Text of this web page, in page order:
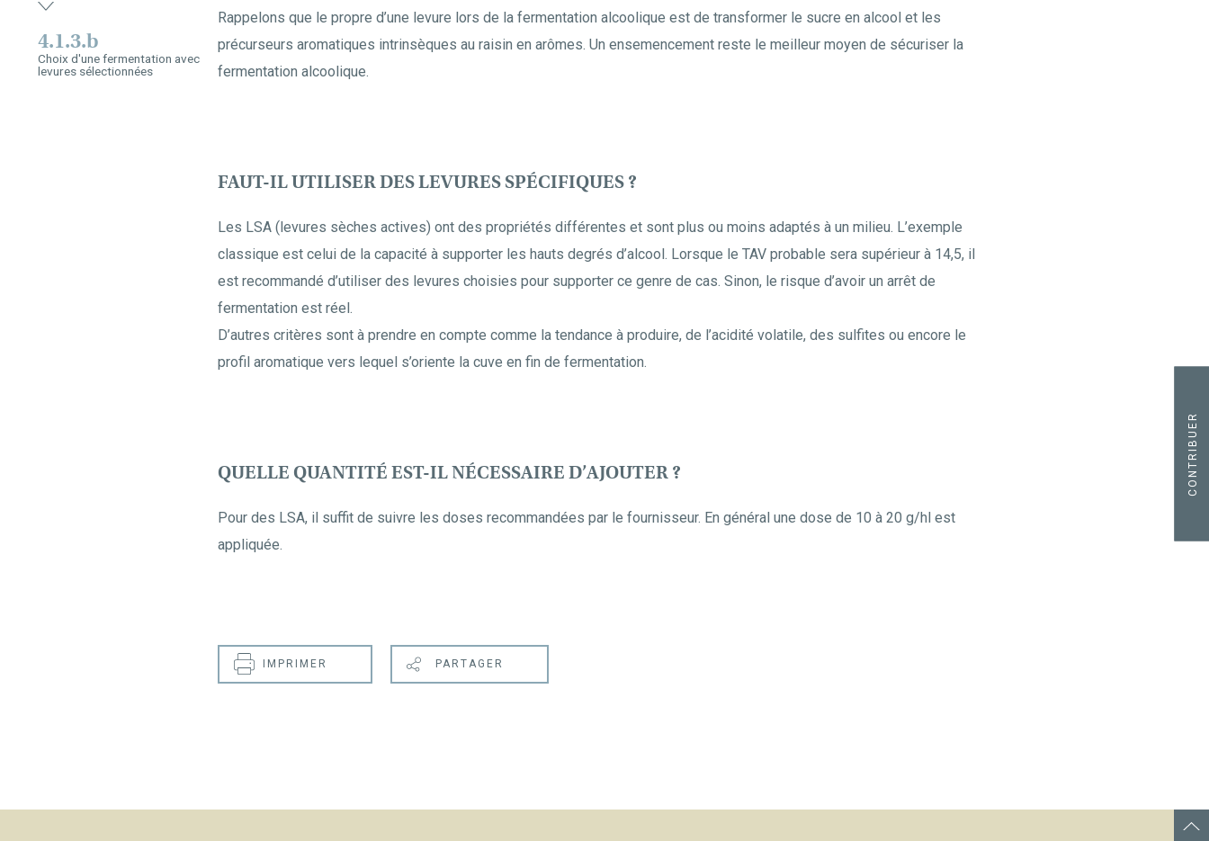
Rappelons que le propre d’une levure lors de la fermentation alcoolique est de transformer le sucre en alcool et les
précurseurs aromatiques intrinsèques au raisin en arômes. Un ensemencement reste le meilleur moyen de sécuriser la
fermentation alcoolique.
FAUT-IL UTILISER DES LEVURES SPÉCIFIQUES ?
Les LSA (levures sèches actives) ont des propriétés différentes et sont plus ou moins adaptés à un milieu. L’exemple
classique est celui de la capacité à supporter les hauts degrés d’alcool. Lorsque le TAV probable sera supérieur à 14,5, il
est recommandé d’utiliser des levures choisies pour supporter ce genre de cas. Sinon, le risque d’avoir un arrêt de
fermentation est réel.
D’autres critères sont à prendre en compte comme la tendance à produire, de l’acidité volatile, des sulfites ou encore le
profil aromatique vers lequel s’oriente la cuve en fin de fermentation.
QUELLE QUANTITÉ EST-IL NÉCESSAIRE D’AJOUTER ?
Pour des LSA, il suffit de suivre les doses recommandées par le fournisseur. En général une dose de 10 à 20 g/hl est
appliquée.
CONTRIBUER
IMPRIMER PARTAGER
4.1.3.b
Choix d'une fermentation avec
levures sélectionnées